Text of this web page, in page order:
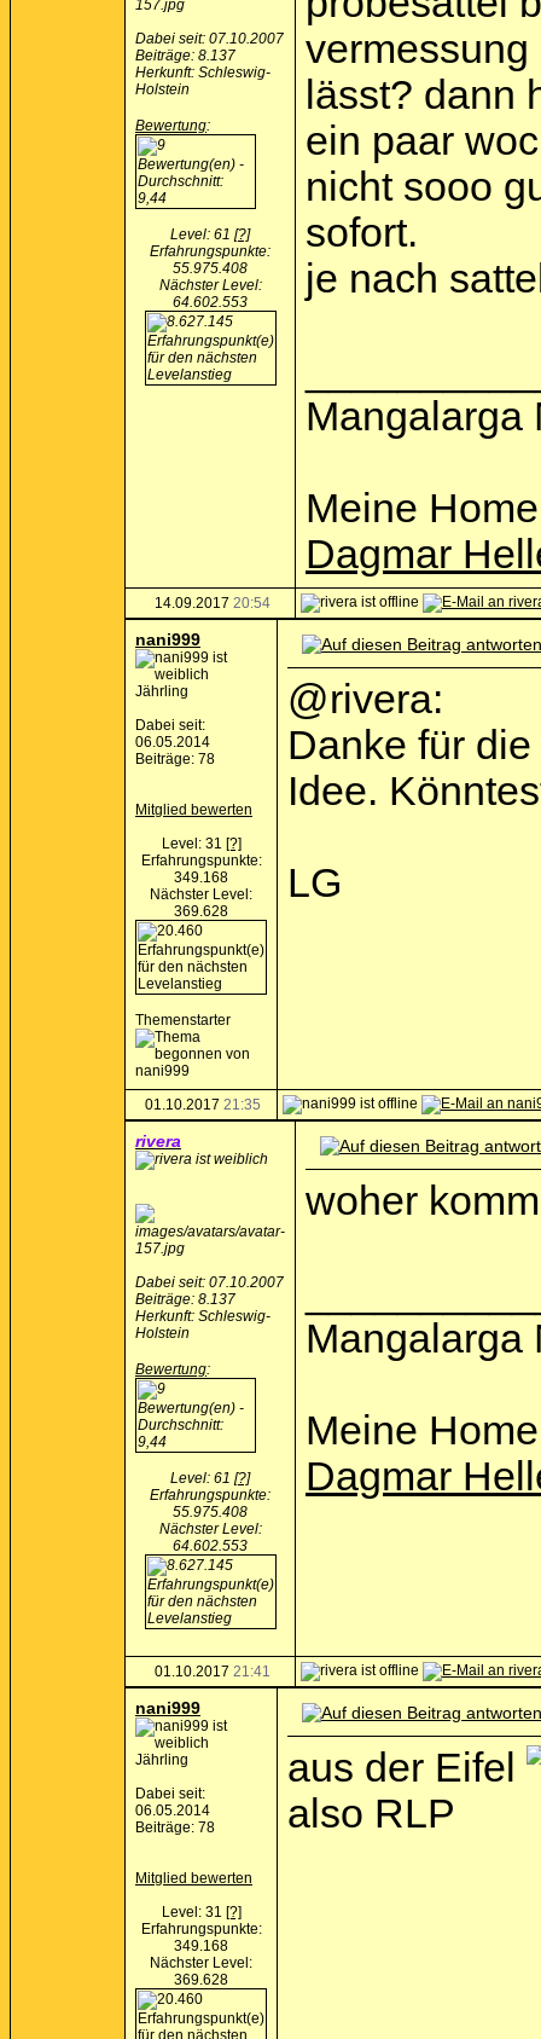
Dabei seit: 07.10.2007
Beiträge: 8.137
Herkunft: Schleswig-
Holstein
Bewertung:
Level: 61 [?]
Erfahrungspunkte:
55.975.408
Nächster Level:
64.602.553
lässt? dann
ein paar
nicht sooo
sofort.
je nach
Mangalarga
Meine
Dagmar
14.09.2017 20:54
nani999
Jährling
Dabei seit:
06.05.2014
Beiträge: 78
Mitglied bewerten
Level: 31 [?]
Erfahrungspunkte:
349.168
Nächster Level:
369.628
Themenstarter
@rivera:
Danke für
Idee.
LG
01.10.2017 21:35
rivera
Dabei seit: 07.10.2007
Beiträge: 8.137
Herkunft: Schleswig-
Holstein
Bewertung:
Level: 61 [?]
Erfahrungspunkte:
55.975.408
Nächster Level:
64.602.553
woher
Mangalarga
Meine
Dagmar
01.10.2017 21:41
nani999
Jährling
Dabei seit:
06.05.2014
Beiträge: 78
Mitglied bewerten
Level: 31 [?]
Erfahrungspunkte:
349.168
Nächster Level:
369.628
aus der Eifel
also RLP